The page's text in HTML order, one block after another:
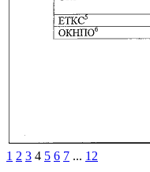
1 2 3 4 5 6 7 ... 12